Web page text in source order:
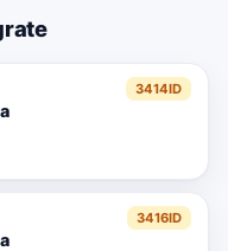
3414ID
3416ID